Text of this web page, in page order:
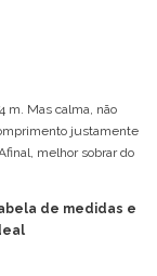
m. Mas calma, não
justamente
melhor sobrar do
de medidas e